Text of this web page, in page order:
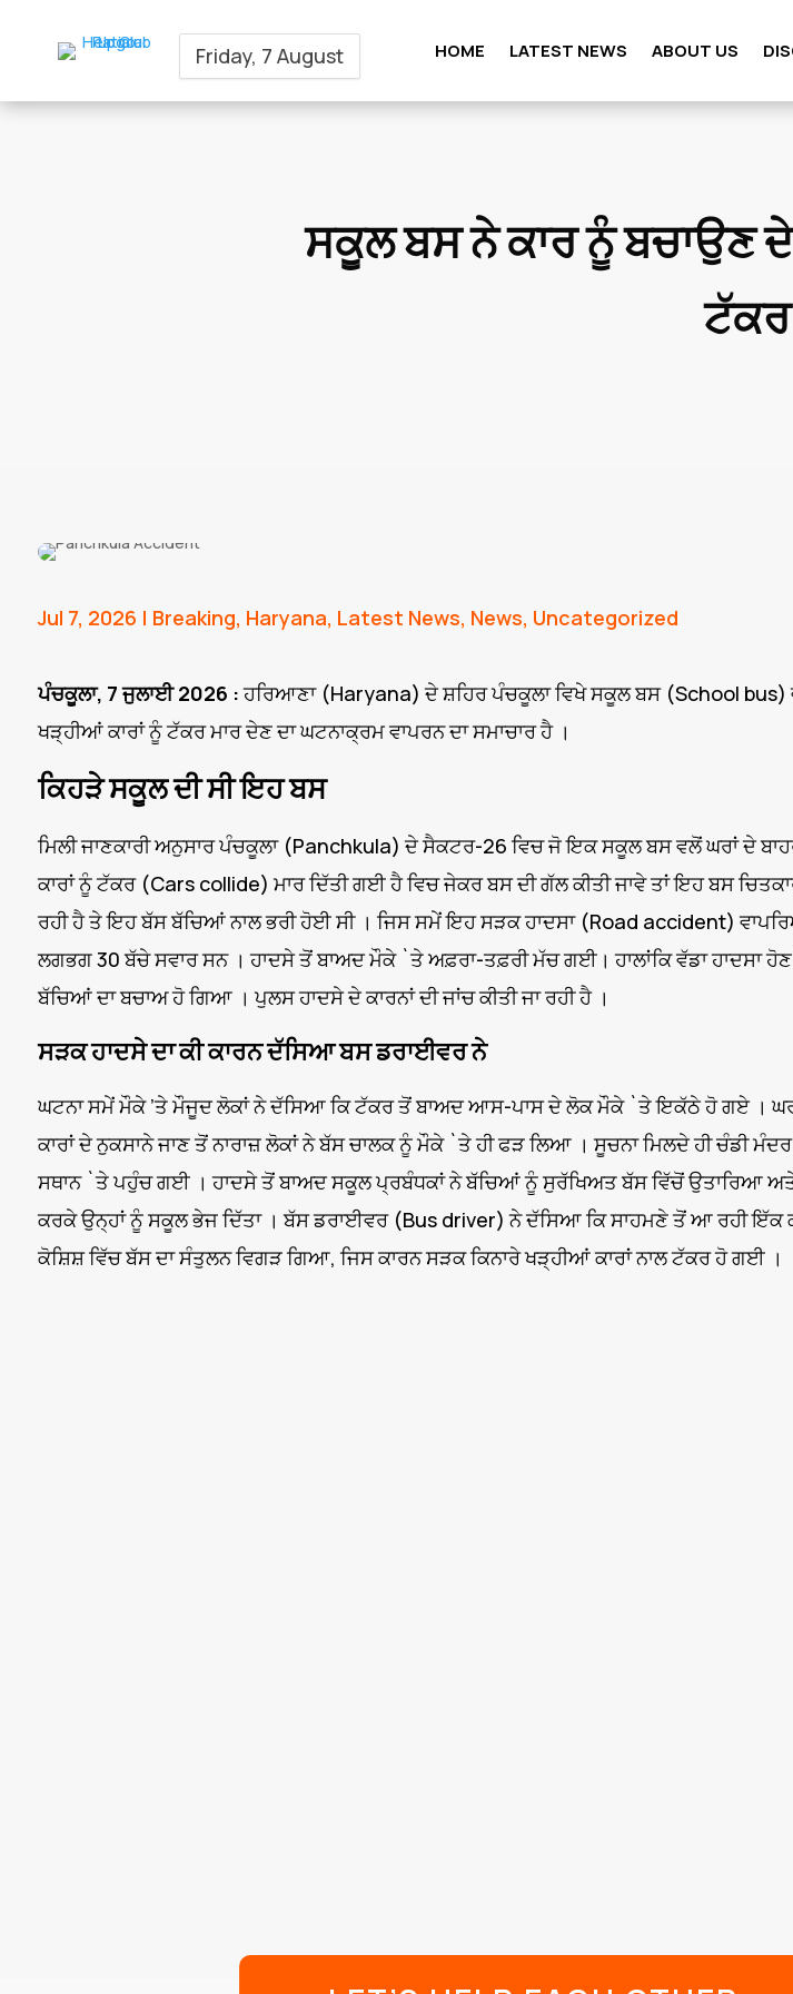
Friday, 7 August HOME LATEST NEWS ABOUT US
ਸਕੂਲ ਬਸ ਨੇ ਕਾਰ ਨੂੰ ਬਚਾਉਣ ਦੇ
ਟੱਕਰ
Jul 7, 2026 | Breaking, Haryana, Latest News, News, Uncategorized
ਪੰਚਕੂਲਾ, 7 ਜੁਲਾਈ 2026 :ਹਰਿਆਣਾ (Haryana) ਦੇ ਸ਼ਹਿਰ ਪੰਚਕੂਲਾ ਵਿਖੇ ਸਕੂਲ ਬਸ (School bus)
ਖੜ੍ਹੀਆਂ ਕਾਰਾਂ ਨੂੰ ਟੱਕਰ ਮਾਰ ਦੇਣ ਦਾ ਘਟਨਾਕ੍ਰਮ ਵਾਪਰਨ ਦਾ ਸਮਾਚਾਰ ਹੈ ।
ਕਿਹੜੇ ਸਕੂਲ ਦੀ ਸੀ ਇਹ ਬਸ
ਮਿਲੀ ਜਾਣਕਾਰੀ ਅਨੁਸਾਰ ਪੰਚਕੂਲਾ (Panchkula) ਦੇ ਸੈਕਟਰ-26 ਵਿਚ ਜੋ ਇਕ ਸਕੂਲ ਬਸ ਵਲੋਂ ਘਰਾਂ ਦੇ
ਕਾਰਾਂ ਨੂੰ ਟੱਕਰ (Cars collide) ਮਾਰ ਦਿੱਤੀ ਗਈ ਹੈ ਵਿਚ ਜੇਕਰ ਬਸ ਦੀ ਗੱਲ ਕੀਤੀ ਜਾਵੇ ਤਾਂ ਇਹ ਬਸ
ਰਹੀ ਹੈ ਤੇ ਇਹ ਬੱਸ ਬੱਚਿਆਂ ਨਾਲ ਭਰੀ ਹੋਈ ਸੀ । ਜਿਸ ਸਮੇਂ ਇਹ ਸੜਕ ਹਾਦਸਾ (Road accident)
ਲਗਭਗ 30 ਬੱਚੇ ਸਵਾਰ ਸਨ । ਹਾਦਸੇ ਤੋਂ ਬਾਅਦ ਮੌਕੇ `ਤੇ ਅਫ਼ਰਾ-ਤਫ਼ਰੀ ਮੱਚ ਗਈ। ਹਾਲਾਂਕਿ ਵੱਡਾ ਹਾਦਸਾ
ਬੱਚਿਆਂ ਦਾ ਬਚਾਅ ਹੋ ਗਿਆ । ਪੁਲਸ ਹਾਦਸੇ ਦੇ ਕਾਰਨਾਂ ਦੀ ਜਾਂਚ ਕੀਤੀ ਜਾ ਰਹੀ ਹੈ ।
ਸੜਕ ਹਾਦਸੇ ਦਾ ਕੀ ਕਾਰਨ ਦੱਸਿਆ ਬਸ ਡਰਾਈਵਰ ਨੇ
ਘਟਨਾ ਸਮੇਂ ਮੌਕੇ ’ਤੇ ਮੌਜੂਦ ਲੋਕਾਂ ਨੇ ਦੱਸਿਆ ਕਿ ਟੱਕਰ ਤੋਂ ਬਾਅਦ ਆਸ-ਪਾਸ ਦੇ ਲੋਕ ਮੌਕੇ `ਤੇ ਇਕੱਠੇ ਹੋ ਗਏ ।
ਕਾਰਾਂ ਦੇ ਨੁਕਸਾਨੇ ਜਾਣ ਤੋਂ ਨਾਰਾਜ਼ ਲੋਕਾਂ ਨੇ ਬੱਸ ਚਾਲਕ ਨੂੰ ਮੌਕੇ `ਤੇ ਹੀ ਫੜ ਲਿਆ । ਸੂਚਨਾ ਮਿਲਦੇ ਹੀ ਚੰਡੀ
ਸਥਾਨ `ਤੇ ਪਹੁੰਚ ਗਈ । ਹਾਦਸੇ ਤੋਂ ਬਾਅਦ ਸਕੂਲ ਪ੍ਰਬੰਧਕਾਂ ਨੇ ਬੱਚਿਆਂ ਨੂੰ ਸੁਰੱਖਿਅਤ ਬੱਸ ਵਿੱਚੋਂ ਉਤਾਰਿਆ
ਕਰਕੇ ਉਨ੍ਹਾਂ ਨੂੰ ਸਕੂਲ ਭੇਜ ਦਿੱਤਾ । ਬੱਸ ਡਰਾਈਵਰ (Bus driver) ਨੇ ਦੱਸਿਆ ਕਿ ਸਾਹਮਣੇ ਤੋਂ ਆ ਰਹੀ ਇੱਕ
ਕੋਸ਼ਿਸ਼ ਵਿੱਚ ਬੱਸ ਦਾ ਸੰਤੁਲਨ ਵਿਗੜ ਗਿਆ, ਜਿਸ ਕਾਰਨ ਸੜਕ ਕਿਨਾਰੇ ਖੜ੍ਹੀਆਂ ਕਾਰਾਂ ਨਾਲ ਟੱਕਰ ਹੋ ਗਈ ।